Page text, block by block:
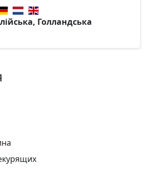
Голландська